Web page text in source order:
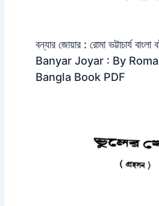
বন্যার জোয়ার : রোমা ভট্টাচার্য বাংলা
Banyar Joyar : By
Bangla Book PDF